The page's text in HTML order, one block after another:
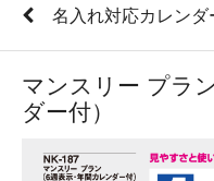
名入れ対応カレンダ
マンスリー プラ
ダー付）